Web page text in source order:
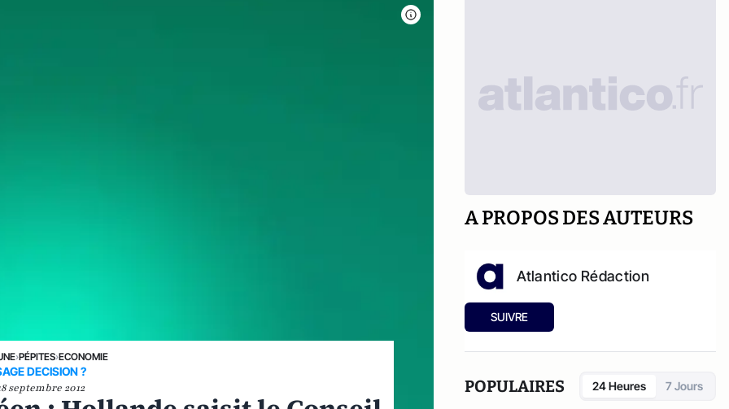
›PÉPITES›ECONOMIE
DECISION ?
septembre 2012
A PROPOS DES AUTEURS
Atlantico Rédaction
SUIVRE
POPULAIRES 24 Heures 7 Jours